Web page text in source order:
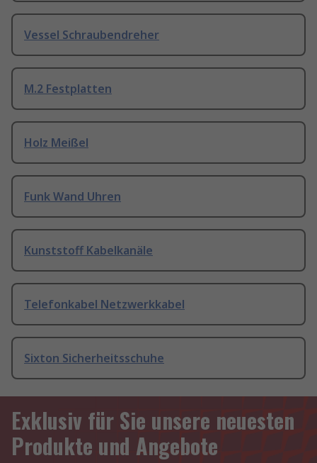
Vessel Schraubendreher
M.2 Festplatten
Holz Meißel
Funk Wand Uhren
Kunststoff Kabelkanäle
Telefonkabel Netzwerkkabel
Sixton Sicherheitsschuhe
Exklusiv für Sie unsere neuesten
Produkte und Angebote